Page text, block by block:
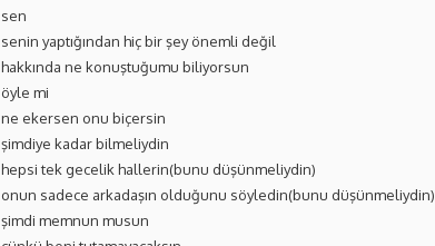
sen
senin yaptığından hiç bir şey önemli değil
hakkında ne konuştuğumu biliyorsun
öyle mi
ne ekersen onu biçersin
şimdiye kadar bilmeliydin
hepsi tek gecelik hallerin(bunu düşünmeliydin)
onun sadece arkadaşın olduğunu söyledin(bunu düşünmeliydin)
şimdi memnun musun